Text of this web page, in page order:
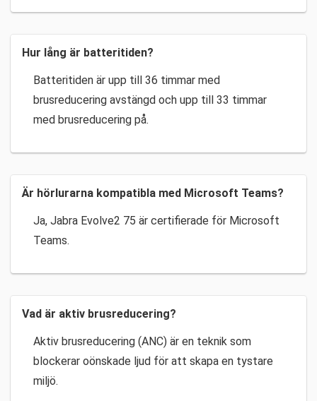
Hur lång är batteritiden?
Batteritiden är upp till 36 timmar med
brusreducering avstängd och upp till 33 timmar
med brusreducering på.
Är hörlurarna kompatibla med Microsoft Teams?
Ja, Jabra Evolve2 75 är certifierade för Microsoft
Teams.
Vad är aktiv brusreducering?
Aktiv brusreducering (ANC) är en teknik som
blockerar oönskade ljud för att skapa en tystare
miljö.